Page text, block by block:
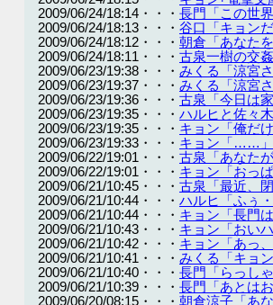
2009/06/24/18:14・・・ 長門「この世
2009/06/24/18:13・・・ 谷口「キョン
2009/06/24/18:12・・・ 朝倉「あなた
2009/06/24/18:11・・・ 古泉一樹の交姦
2009/06/23/19:38・・・ みくる「涼宮
2009/06/23/19:37・・・ みくる「涼宮
2009/06/23/19:36・・・ 古泉「今日は
2009/06/23/19:35・・・ ハルヒと佐々木
2009/06/23/19:35・・・ キョン「俺だ
2009/06/23/19:33・・・ キョン「……」
2009/06/22/19:01・・・ 古泉「あなた
2009/06/22/19:01・・・ キョン「おっ
2009/06/21/10:45・・・ 古泉「最近、
2009/06/21/10:44・・・ ハルヒ「ふぅ・
2009/06/21/10:44・・・ キョン「長門
2009/06/21/10:43・・・ キョン「おいハ
2009/06/21/10:42・・・ キョン「あっ
2009/06/21/10:41・・・ みくる「キョ
2009/06/21/10:40・・・ 長門「らっし
2009/06/21/10:39・・・ 長門「あとは
2009/06/20/08:15・・・ 朝倉涼子「あ